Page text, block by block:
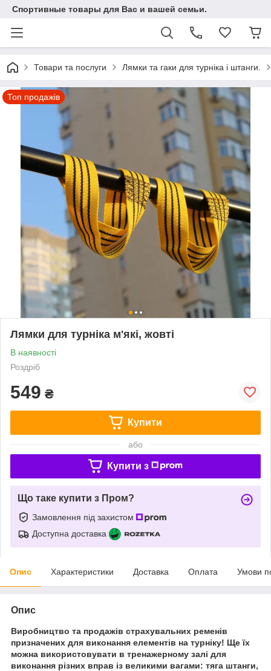
Спортивные товары для Вас и вашей семьи.
Товари та послуги Лямки та гаки для турніка і штанги.
Топ продажів
Лямки для турніка м'які, жовті
В наявності
Роздріб
549 ₴
Купити
або
Купити з
Що таке купити з Пром?
Замовлення під захистом
Доступна доставка
Опис Характеристики Доставка Оплата Умови
Опис
Виробництво та продажів страхувальних ременів
призначених для виконання елементів на турніку! Ще їх
можна використовувати в тренажерному залі для
виконання різних вправ із великими вагами: тяга штанги,